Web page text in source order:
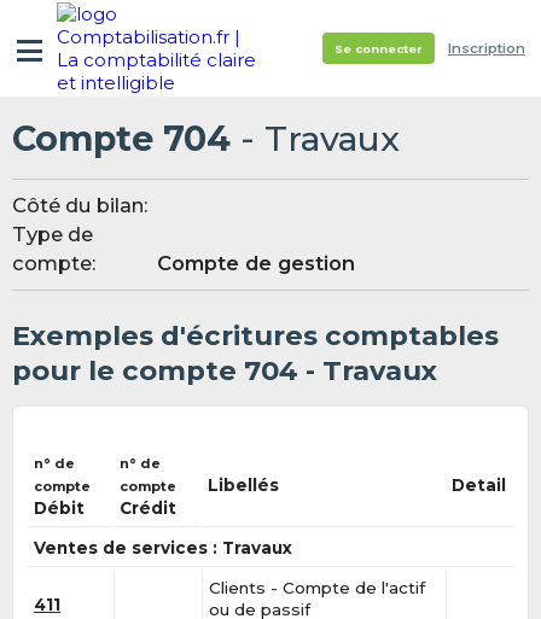
Se connecter Inscription
Compte 704 - Travaux
Côté du bilan:
Type de
compte:
Compte de gestion
Exemples d'écritures comptables
pour le compte 704 - Travaux
n° de
compte
Débit
n° de
compte
Crédit
Libellés Detail
Ventes de services : Travaux
411
Clients - Compte de l'actif
ou de passif